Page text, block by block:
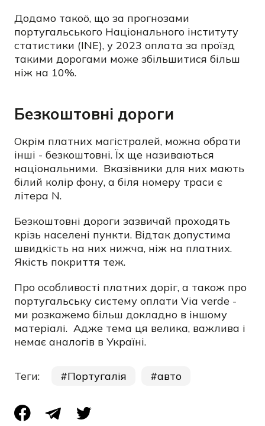
Додамо такоö, що за прогнозами
португальського Національного інституту
статистики (INE), у 2023 оплата за проїзд
такими дорогами може збільшитися більш
ніж на 10%.
Безкоштовні дороги
Окрім платних магістралей, можна обрати
інші - безкоштовні. Їх ще називаються
національними. Вказівники для них мають
білий колір фону, а біля номеру траси є
літера N.
Безкоштовні дороги зазвичай проходять
крізь населені пункти. Відтак допустима
швидкість на них нижча, ніж на платних.
Якість покриття теж.
Про особливості платних доріг, а також про
португальську систему оплати Via verde -
ми розкажемо більш докладно в іншому
матеріалі. Адже тема ця велика, важлива і
немає аналогів в Україні.
Теги: Португалія авто